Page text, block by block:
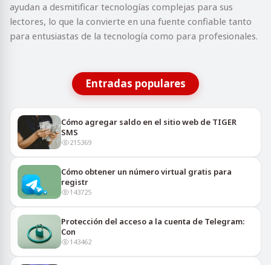
ayudan a desmitificar tecnologías complejas para sus
lectores, lo que la convierte en una fuente confiable tanto
para entusiastas de la tecnología como para profesionales.
Entradas populares
Cómo agregar saldo en el sitio web de TIGER
SMS
215369
Cómo obtener un número virtual gratis para
registr
143725
Protección del acceso a la cuenta de Telegram:
Con
143462